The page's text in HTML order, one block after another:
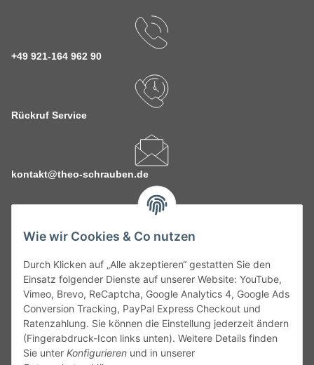
Wie wir Cookies & Co nutzen
Durch Klicken auf „Alle akzeptieren“ gestatten Sie den
Einsatz folgender Dienste auf unserer Website: YouTube,
Vimeo, Brevo, ReCaptcha, Google Analytics 4, Google Ads
Conversion Tracking, PayPal Express Checkout und
Ratenzahlung. Sie können die Einstellung jederzeit ändern
(Fingerabdruck-Icon links unten). Weitere Details finden
Sie unter Konfigurieren und in unserer
+49 921-164 962 90
Rückruf Service
kontakt@theo-schrauben.de
Service
Gesetzliche Informationen
Alle technischen Angaben ohne Gewähr. Irrtümer und fehlerhafte